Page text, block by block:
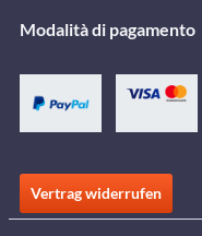
Modalità di pagamento
Vertrag widerrufen